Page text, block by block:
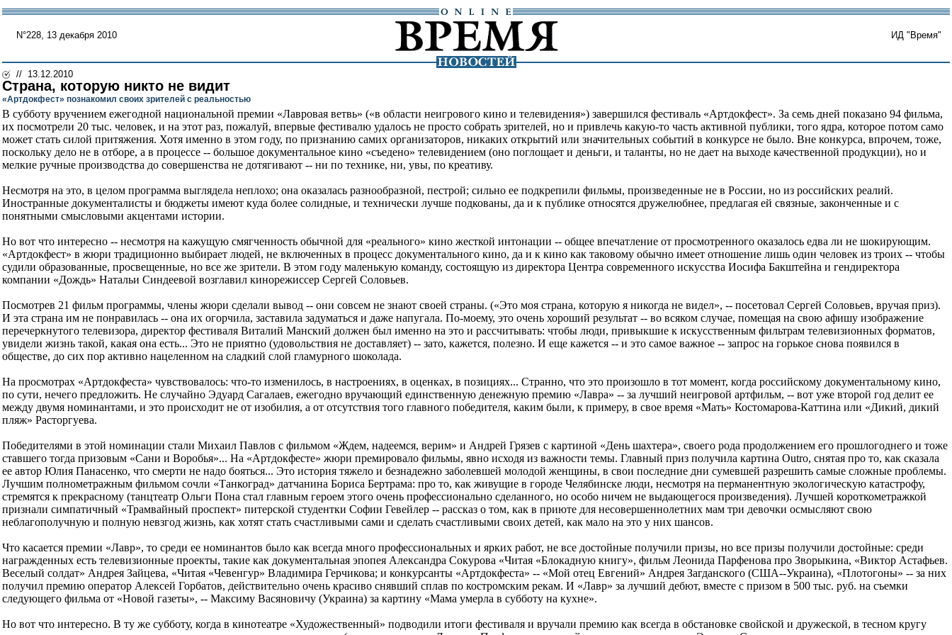
N°228, 13 декабря 2010 ИД "Время"
// 13.12.2010
Страна, которую никто не видит
«Артдокфест» познакомил своих зрителей с реальностью
В субботу вручением ежегодной национальной премии «Лавровая ветвь» («в области неигрового кино и телевидения») завершился фестиваль «Артдокфест». За семь дней показано 94 фильма,
их посмотрели 20 тыс. человек, и на этот раз, пожалуй, впервые фестивалю удалось не просто собрать зрителей, но и привлечь какую-то часть активной публики, того ядра, которое потом само
может стать силой притяжения. Хотя именно в этом году, по признанию самих организаторов, никаких открытий или значительных событий в конкурсе не было. Вне конкурса, впрочем, тоже,
поскольку дело не в отборе, а в процессе -- большое документальное кино «съедено» телевидением (оно поглощает и деньги, и таланты, но не дает на выходе качественной продукции), но и
мелкие ручные производства до совершенства не дотягивают -- ни по технике, ни, увы, по креативу.
Несмотря на это, в целом программа выглядела неплохо; она оказалась разнообразной, пестрой; сильно ее подкрепили фильмы, произведенные не в России, но из российских реалий.
Иностранные документалисты и бюджеты имеют куда более солидные, и технически лучше подкованы, да и к публике относятся дружелюбнее, предлагая ей связные, законченные и с
понятными смысловыми акцентами истории.
Но вот что интересно -- несмотря на кажущую смягченность обычной для «реального» кино жесткой интонации -- общее впечатление от просмотренного оказалось едва ли не шокирующим.
«Артдокфест» в жюри традиционно выбирает людей, не включенных в процесс документального кино, да и к кино как таковому обычно имеет отношение лишь один человек из троих -- чтобы
судили образованные, просвещенные, но все же зрители. В этом году маленькую команду, состоящую из директора Центра современного искусства Иосифа Бакштейна и гендиректора
компании «Дождь» Натальи Синдеевой возглавил кинорежиссер Сергей Соловьев.
Посмотрев 21 фильм программы, члены жюри сделали вывод -- они совсем не знают своей страны. («Это моя страна, которую я никогда не видел», -- посетовал Сергей Соловьев, вручая приз).
И эта страна им не понравилась -- она их огорчила, заставила задуматься и даже напугала. По-моему, это очень хороший результат -- во всяком случае, помещая на свою афишу изображение
перечеркнутого телевизора, директор фестиваля Виталий Манский должен был именно на это и рассчитывать: чтобы люди, привыкшие к искусственным фильтрам телевизионных форматов,
увидели жизнь такой, какая она есть... Это не приятно (удовольствия не доставляет) -- зато, кажется, полезно. И еще кажется -- и это самое важное -- запрос на горькое снова появился в
обществе, до сих пор активно нацеленном на сладкий слой гламурного шоколада.
На просмотрах «Артдокфеста» чувствовалось: что-то изменилось, в настроениях, в оценках, в позициях... Странно, что это произошло в тот момент, когда российскому документальному кино,
по сути, нечего предложить. Не случайно Эдуард Сагалаев, ежегодно вручающий единственную денежную премию «Лавра» -- за лучший неигровой артфильм, -- вот уже второй год делит ее
между двумя номинантами, и это происходит не от изобилия, а от отсутствия того главного победителя, каким были, к примеру, в свое время «Мать» Костомарова-Каттина или «Дикий, дикий
пляж» Расторгуева.
Победителями в этой номинации стали Михаил Павлов с фильмом «Ждем, надеемся, верим» и Андрей Грязев с картиной «День шахтера», своего рода продолжением его прошлогоднего и тоже
ставшего тогда призовым «Сани и Воробья»... На «Артдокфесте» жюри премировало фильмы, явно исходя из важности темы. Главный приз получила картина Outro, снятая про то, как сказала
ее автор Юлия Панасенко, что смерти не надо бояться... Это история тяжело и безнадежно заболевшей молодой женщины, в свои последние дни сумевшей разрешить самые сложные проблемы.
Лучшим полнометражным фильмом сочли «Танкоград» датчанина Бориса Бертрама: про то, как живущие в городе Челябинске люди, несмотря на перманентную экологическую катастрофу,
стремятся к прекрасному (танцтеатр Ольги Пона стал главным героем этого очень профессионально сделанного, но особо ничем не выдающегося произведения). Лучшей короткометражкой
признали симпатичный «Трамвайный проспект» питерской студентки Софии Гевейлер -- рассказ о том, как в приюте для несовершеннолетних мам три девочки осмысляют свою
неблагополучную и полную невзгод жизнь, как хотят стать счастливыми сами и сделать счастливыми своих детей, как мало на это у них шансов.
Что касается премии «Лавр», то среди ее номинантов было как всегда много профессиональных и ярких работ, не все достойные получили призы, но все призы получили достойные: среди
награжденных есть телевизионные проекты, такие как документальная эпопея Александра Сокурова «Читая «Блокадную книгу», фильм Леонида Парфенова про Зворыкина, «Виктор Астафьев.
Веселый солдат» Андрея Зайцева, «Читая «Чевенгур» Владимира Герчикова; и конкурсанты «Артдокфеста» -- «Мой отец Евгений» Андрея Загданского (США--Украина), «Плотогоны» -- за них
получил премию оператор Алексей Горбатов, действительно очень красиво снявший сплав по костромским рекам. И «Лавр» за лучший дебют, вместе с призом в 500 тыс. руб. на съемки
следующего фильма от «Новой газеты», -- Максиму Васяновичу (Украина) за картину «Мама умерла в субботу на кухне».
Но вот что интересно. В ту же субботу, когда в кинотеатре «Художественный» подводили итоги фестиваля и вручали премию как всегда в обстановке свойской и дружеской, в тесном кругу